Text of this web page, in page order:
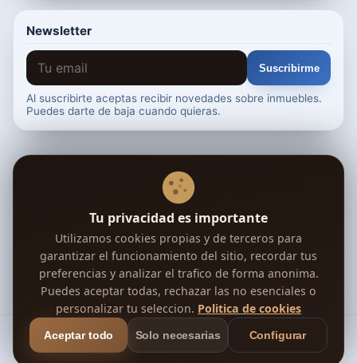
Newsletter
Suscribirme
Al suscribirte aceptas recibir novedades sobre inmuebles.
Puedes darte de baja cuando quieras.
Tu confianza, nuestra prioridad
Segura
Deja tu opinión en Trustpilot →
Síguenos en Telegram
🇪🇸 🇬🇧 🇫🇷
🇩🇪
+8 idiomas más ↓
© 2026 Eligemicasa
Aviso Legal Privacidad Cookies Términos
Tu privacidad es importante
Utilizamos cookies propias y de terceros para
garantizar el funcionamiento del sitio, recordar tus
preferencias y analizar el trafico de forma anonima.
Puedes aceptar todas, rechazar las no esenciales o
personalizar tu seleccion. Politica de cookies
Aceptar todo Solo necesarias Configurar